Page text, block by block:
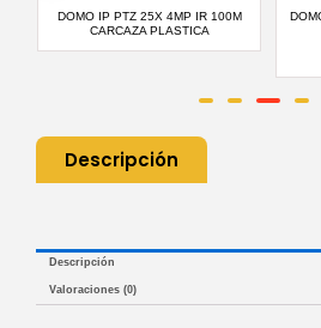
DOMO IP PTZ 25X 4MP IR 100M
CARCAZA PLASTICA
Descripción
Descripción
Valoraciones (0)